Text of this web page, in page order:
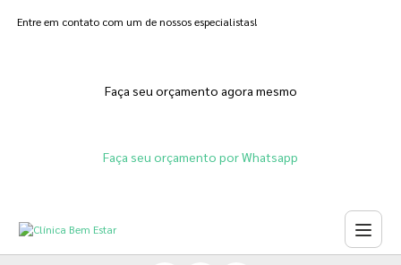
Entre em contato com um de nossos especialistas!
Faça seu orçamento agora mesmo
Faça seu orçamento por Whatsapp